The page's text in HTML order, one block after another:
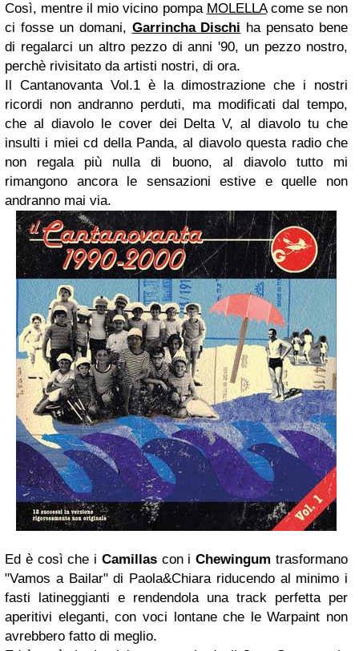
Così, mentre il mio vicino pompa MOLELLAcome se non
ci fosse un domani, Garrincha Dischi ha pensato bene
di regalarci un altro pezzo di anni '90, un pezzo nostro,
perchè rivisitato da artisti nostri, di ora.
Il Cantanovanta Vol.1 è la dimostrazione che i nostri
ricordi non andranno perduti, ma modificati dal tempo,
che al diavolo le cover dei Delta V, al diavolo tu che
insulti i miei cd della Panda, al diavolo questa radio che
non regala più nulla di buono, al diavolo tutto mi
rimangono ancora le sensazioni estive e quelle non
andranno mai via.
Ed è così che i Camillascon iChewingum trasformano
"Vamos a Bailar" di Paola&Chiara riducendo al minimo i
fasti latineggianti e rendendola una track perfetta per
aperitivi eleganti, con voci lontane che le Warpaint non
avrebbero fatto di meglio.